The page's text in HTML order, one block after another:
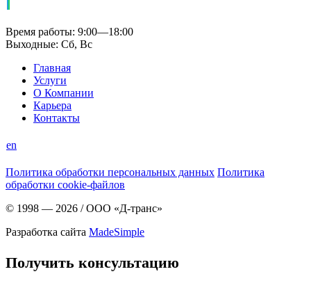
Время работы: 9:00—18:00
Выходные: Сб, Вс
Главная
Услуги
О Компании
Карьера
Контакты
en
Политика обработки персональных данных Политика
обработки cookie-файлов
© 1998 — 2026 /ООО «Д-транс»
Разработка сайта MadeSimple
Получить консультацию